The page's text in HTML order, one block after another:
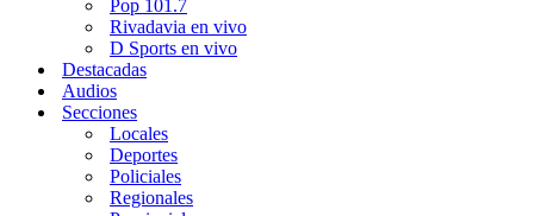
Pop 101.7
Rivadavia en vivo
D Sports en vivo
Destacadas
Audios
Secciones
Locales
Deportes
Policiales
Regionales